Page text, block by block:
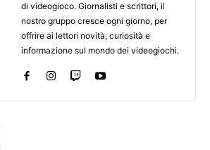
di videogioco. Giornalisti e scrittori, il
nostro gruppo cresce ogni giorno, per
offrire ai lettori novità, curiosità e
informazione sul mondo dei videogiochi.